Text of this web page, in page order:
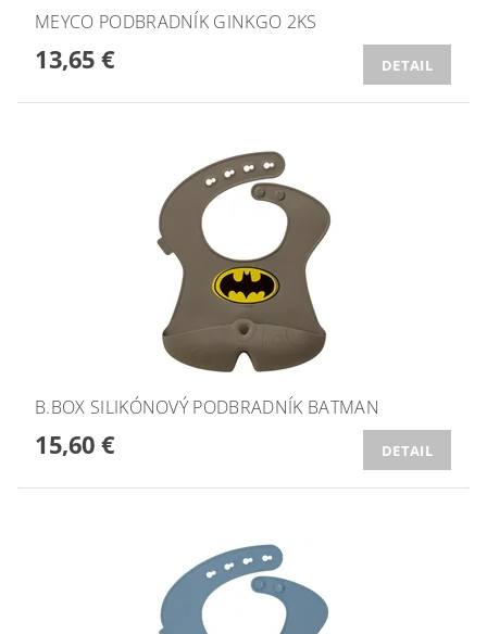
MEYCO PODBRADNÍK GINKGO 2KS
13,65 € DETAIL
B.BOX SILIKÓNOVÝ PODBRADNÍK BATMAN
15,60 € DETAIL